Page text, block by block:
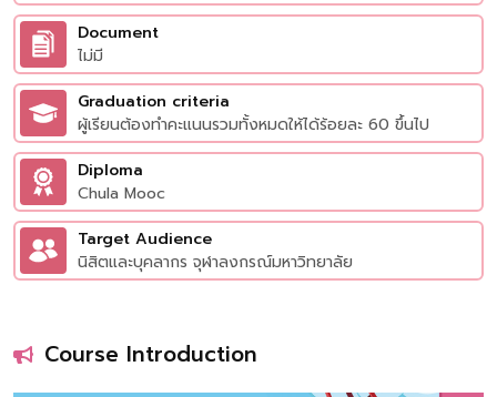
Document
ไม่มี
Graduation criteria
ผู้เรียนต้องทำคะแนนรวมทั้งหมดให้ได้ร้อยละ 60 ขึ้นไป
Diploma
Chula Mooc
Target Audience
นิสิตและบุคลากร จุฬาลงกรณ์มหาวิทยาลัย
Course Introduction